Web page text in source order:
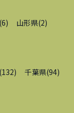
(6) 山形県(2)
(132) 千葉県(94)